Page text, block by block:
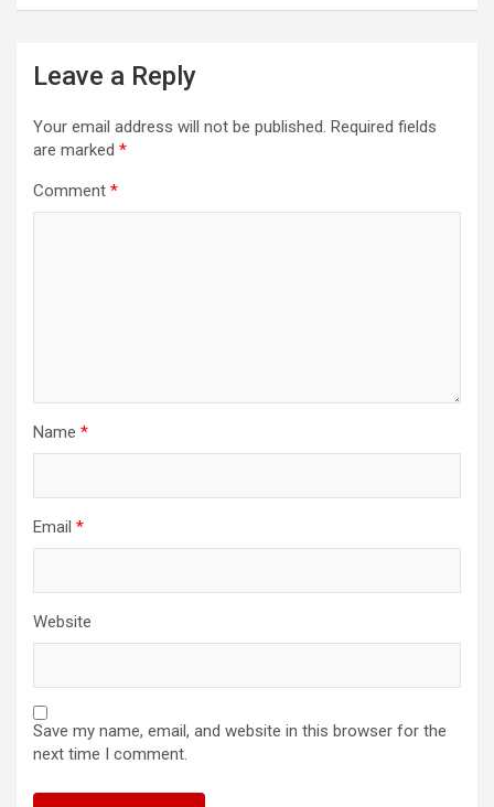
Leave a Reply
Your email address will not be published. Required fields
are marked *
Comment *
Name *
Email *
Website
Save my name, email, and website in this browser for the
next time I comment.